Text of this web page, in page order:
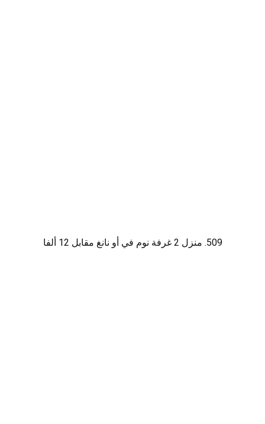
509. منزل 2 غرفة نوم في أو نانغ مقابل 12 ألفا